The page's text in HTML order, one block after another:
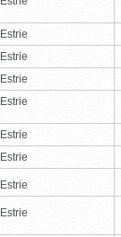
Estrie
Estrie
Estrie
Estrie
Estrie
Estrie
Estrie
Estrie